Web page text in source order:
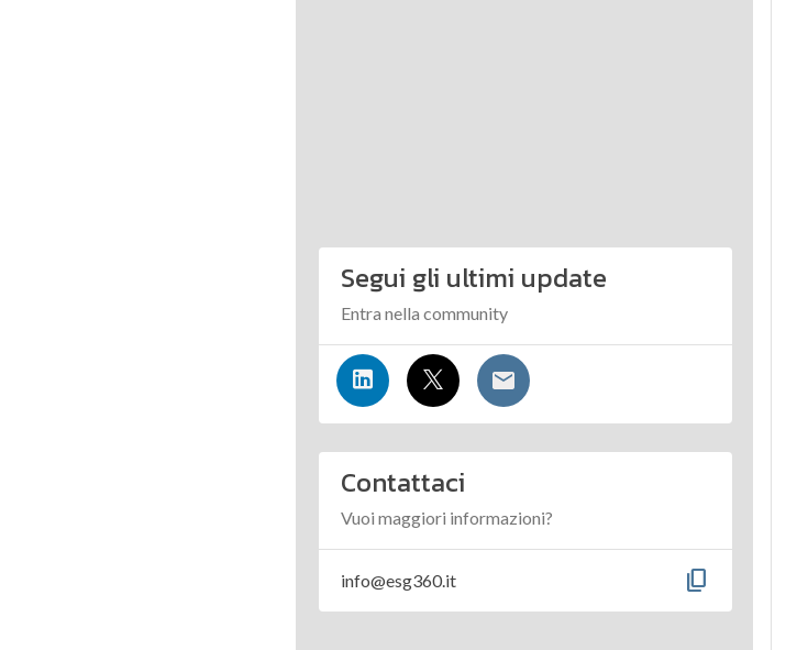
Segui gli ultimi update
Entra nella community
Contattaci
Vuoi maggiori informazioni?
info@esg360.it content_copy